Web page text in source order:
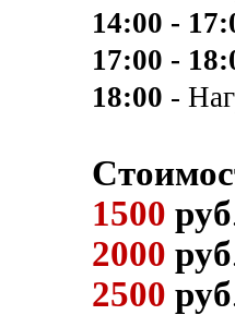
14:00 -
17:00 -
18:00 -
1500 руб
2000 руб
2500 руб